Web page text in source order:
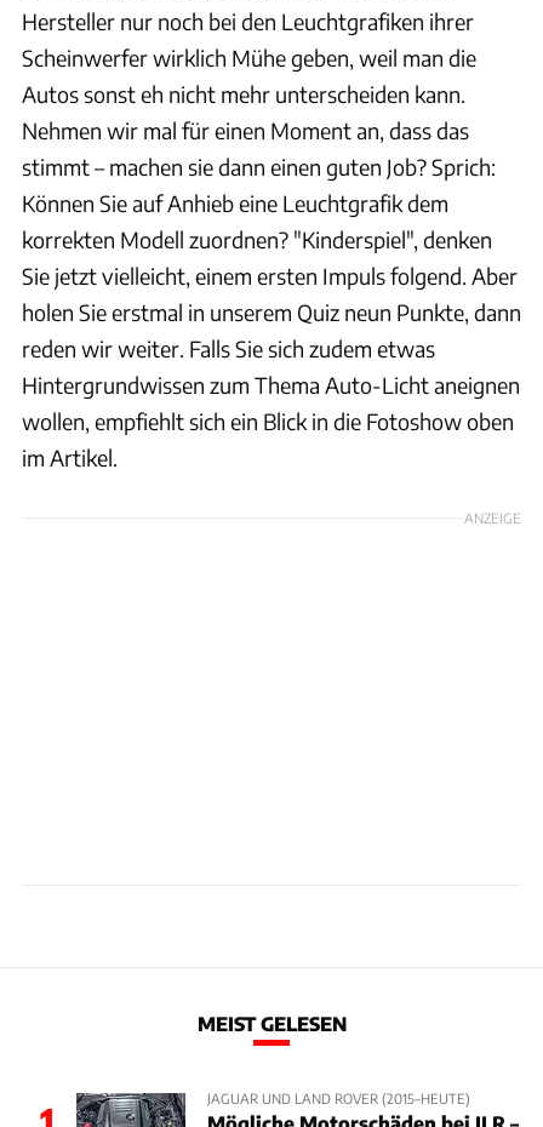
Hersteller nur noch bei den Leuchtgrafiken ihrer
Scheinwerfer wirklich Mühe geben, weil man die
Autos sonst eh nicht mehr unterscheiden kann.
Nehmen wir mal für einen Moment an, dass das
stimmt – machen sie dann einen guten Job? Sprich:
Können Sie auf Anhieb eine Leuchtgrafik dem
korrekten Modell zuordnen? "Kinderspiel", denken
Sie jetzt vielleicht, einem ersten Impuls folgend. Aber
holen Sie erstmal in unserem Quiz neun Punkte, dann
reden wir weiter. Falls Sie sich zudem etwas
Hintergrundwissen zum Thema Auto-Licht aneignen
wollen, empfiehlt sich ein Blick in die Fotoshow oben
im Artikel.
ANZEIGE
MEIST GELESEN
JAGUAR UND LAND ROVER (2015–HEUTE)
Mögliche Motorschäden bei JLR –